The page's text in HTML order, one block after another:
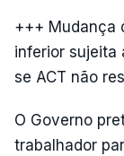
+++ Mudança
inferior sujeita
se ACT não
O Governo
trabalhador